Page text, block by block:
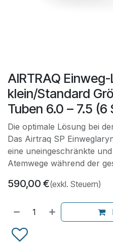
AIRTRAQ
klein/Standard
Tuben 6.0 – 7.5 (6
Die optimale Lösung bei
Das Airtraq SP
eine uneingeschränkte
Atemwege während der
590,00 €(exkl. Steuern)